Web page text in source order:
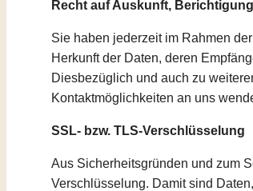
Recht auf Auskunft,
Sie haben jederzeit im Rahmen
Herkunft der Daten, deren
Diesbezüglich und auch zu
Kontaktmöglichkeiten an uns
SSL- bzw. TLS-Verschlüsselung
Aus Sicherheitsgründen und zum
Verschlüsselung. Damit sind